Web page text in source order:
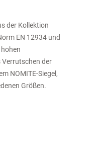
der Kollektion
EN 12934 und
der
NOMITE-Siegel,
Größen.